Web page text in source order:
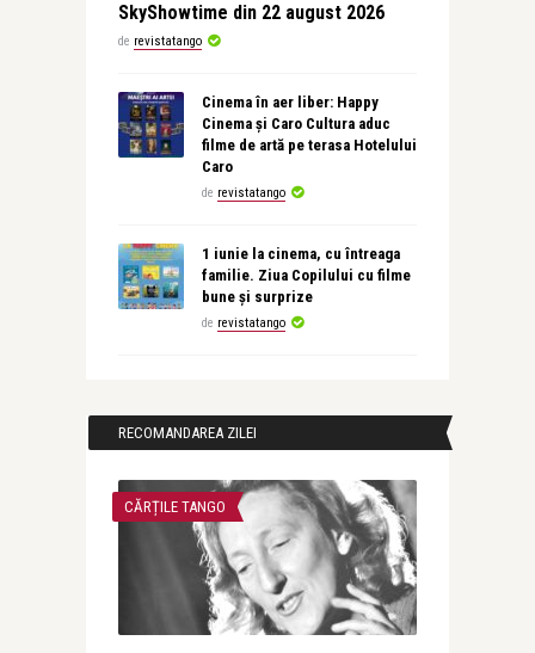
SkyShowtime din 22 august 2026
de revistatango
Cinema în aer liber: Happy
Cinema și Caro Cultura aduc
filme de artă pe terasa Hotelului
Caro
de revistatango
1 iunie la cinema, cu întreaga
familie. Ziua Copilului cu filme
bune și surprize
de revistatango
RECOMANDAREA ZILEI
CĂRȚILE TANGO